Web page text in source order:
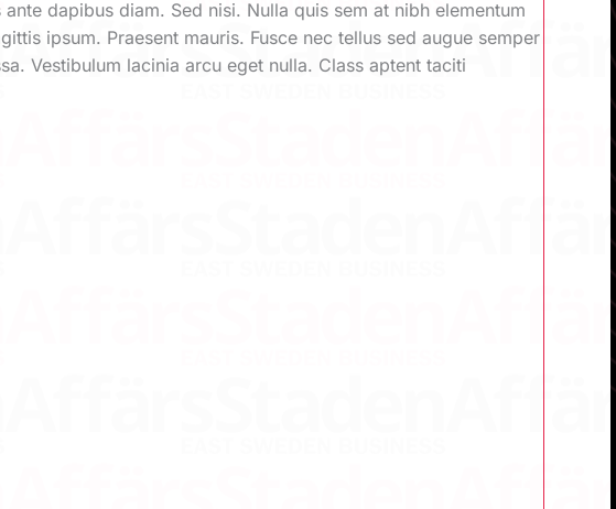
dapibus diam. Sed nisi. Nulla quis sem at nibh elementum
ipsum. Praesent mauris. Fusce nec tellus sed augue semper
Vestibulum lacinia arcu eget nulla. Class aptent taciti